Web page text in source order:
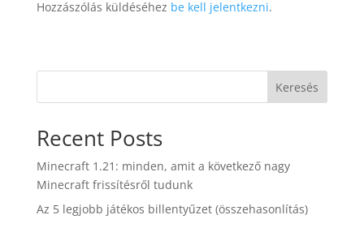
Hozzászólás küldéséhez be kell jelentkezni.
Keresés
Recent Posts
Minecraft 1.21: minden, amit a következő nagy
Minecraft frissítésről tudunk
Az 5 legjobb játékos billentyűzet (összehasonlítás)